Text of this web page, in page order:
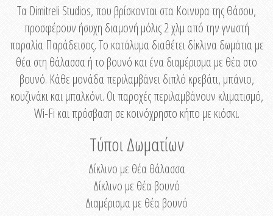
Τα Dimitreli Studios, που βρίσκονται στα Κοινυρα της Θάσου,
προσφέρουν ήσυχη διαμονή μόλις 2 χλμ από την γνωστή
παραλία Παράδεισος. Το κατάλυμα διαθέτει δίκλινα δωμάτια με
θέα στη θάλασσα ή το βουνό και ένα διαμέρισμα με θέα στο
βουνό. Κάθε μονάδα περιλαμβάνει διπλό κρεβάτι, μπάνιο,
κουζινάκι και μπαλκόνι. Οι παροχές περιλαμβάνουν κλιματισμό,
Wi-Fi και πρόσβαση σε κοινόχρηστο κήπο με κιόσκι.
Τύποι Δωματίων
Δίκλινο με θέα θάλασσα
Δίκλινο με θέα βουνό
Διαμέρισμα με θέα βουνό